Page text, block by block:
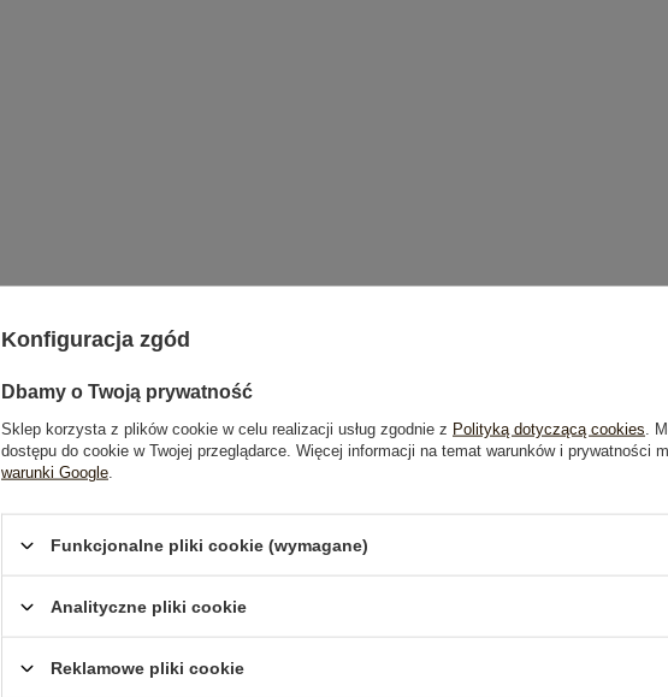
Konfiguracja zgód
Dbamy o Twoją prywatność
Sklep korzysta z plików cookie w celu realizacji usług zgodnie z Polityką dotyczącą cookies .
dostępu do cookie w Twojej przeglądarce. Więcej informacji na temat warunków i prywatności
warunki Google
Funkcjonalne pliki cookie (wymagane)
Analityczne pliki cookie
Reklamowe pliki cookie